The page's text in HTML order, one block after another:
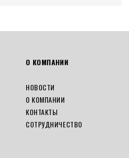
О КОМПАНИИ
НОВОСТИ
О КОМПАНИИ
КОНТАКТЫ
СОТРУДНИЧЕСТВО